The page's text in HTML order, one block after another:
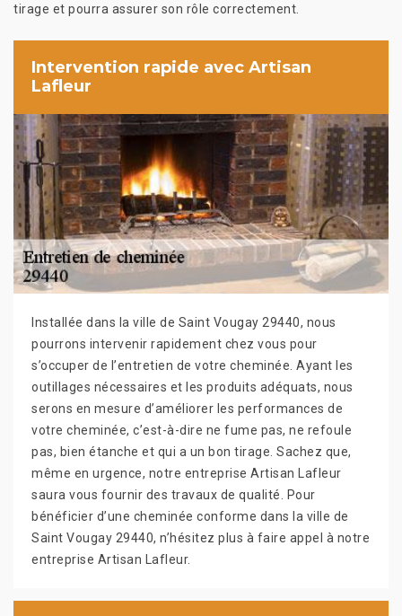
tirage et pourra assurer son rôle correctement.
Intervention rapide avec Artisan
Lafleur
Installée dans la ville de Saint Vougay 29440, nous
pourrons intervenir rapidement chez vous pour
s’occuper de l’entretien de votre cheminée. Ayant les
outillages nécessaires et les produits adéquats, nous
serons en mesure d’améliorer les performances de
votre cheminée, c’est-à-dire ne fume pas, ne refoule
pas, bien étanche et qui a un bon tirage. Sachez que,
même en urgence, notre entreprise Artisan Lafleur
saura vous fournir des travaux de qualité. Pour
bénéficier d’une cheminée conforme dans la ville de
Saint Vougay 29440, n’hésitez plus à faire appel à notre
entreprise Artisan Lafleur.